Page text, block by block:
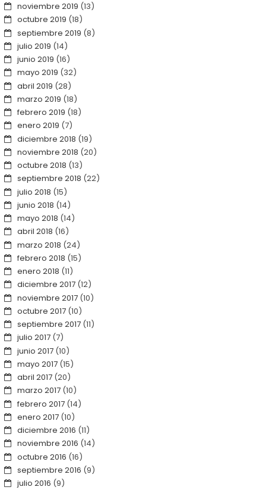
noviembre 2019 (13)
octubre 2019 (18)
septiembre 2019 (8)
julio 2019 (14)
junio 2019 (16)
mayo 2019 (32)
abril 2019 (28)
marzo 2019 (18)
febrero 2019 (18)
enero 2019 (7)
diciembre 2018 (19)
noviembre 2018 (20)
octubre 2018 (13)
septiembre 2018 (22)
julio 2018 (15)
junio 2018 (14)
mayo 2018 (14)
abril 2018 (16)
marzo 2018 (24)
febrero 2018 (15)
enero 2018 (11)
diciembre 2017(12)
noviembre 2017(10)
octubre 2017(10)
septiembre 2017(11)
julio 2017(7)
junio 2017(10)
mayo 2017(15)
abril 2017(20)
marzo 2017(10)
febrero 2017(14)
enero 2017(10)
diciembre 2016 (11)
noviembre 2016 (14)
octubre 2016 (16)
septiembre 2016 (9)
julio 2016 (9)